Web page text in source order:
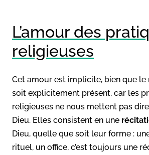
L’amour des
religieuses
Cet amour est implicite, bien que le
soit explicitement présent, car les
religieuses ne nous mettent pas
Dieu. Elles consistent en une
Dieu, quelle que soit leur forme :
rituel, un office, c’est toujours une